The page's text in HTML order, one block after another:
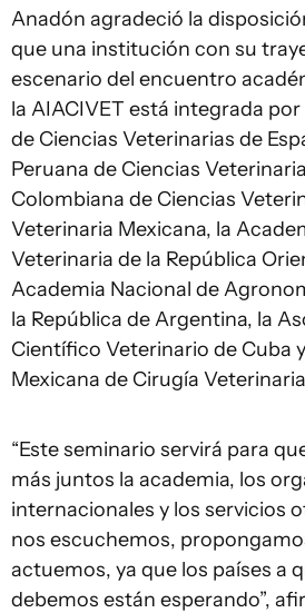
Anadón agradeció la
que una institución con su
escenario del encuentro
la AIACIVET está integrada por
de Ciencias Veterinarias de
Peruana de Ciencias
Colombiana de Ciencias
Veterinaria Mexicana, la
Veterinaria de la República
Academia Nacional de
la República de Argentina, la
Científico Veterinario de Cuba
Mexicana de Cirugía
“Este seminario servirá para
más juntos la academia, los
internacionales y los servicios
nos escuchemos,
actuemos, ya que los países a
debemos están esperando”,